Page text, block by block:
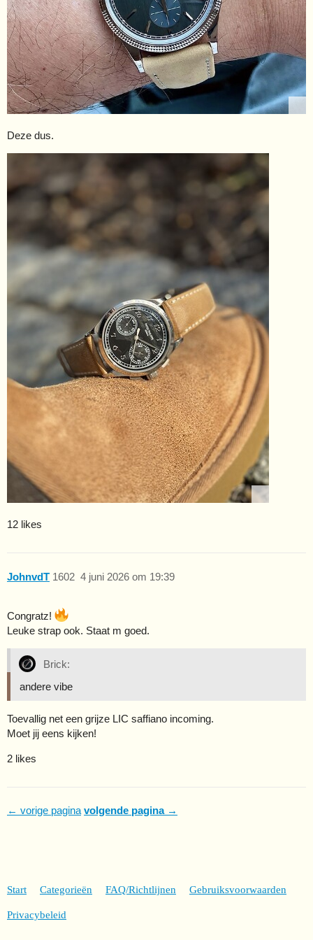
Deze dus.
12 likes
JohnvdT 4 juni 2026 om 19:39
1602
Congratz!
Leuke strap ook. Staat m goed.
Brick:
andere vibe
Toevallig net een grijze LIC saffiano incoming.
Moet jij eens kijken!
2 likes
← vorige pagina volgende pagina →
Start Categorieën FAQ/Richtlijnen Gebruiksvoorwaarden
Privacybeleid